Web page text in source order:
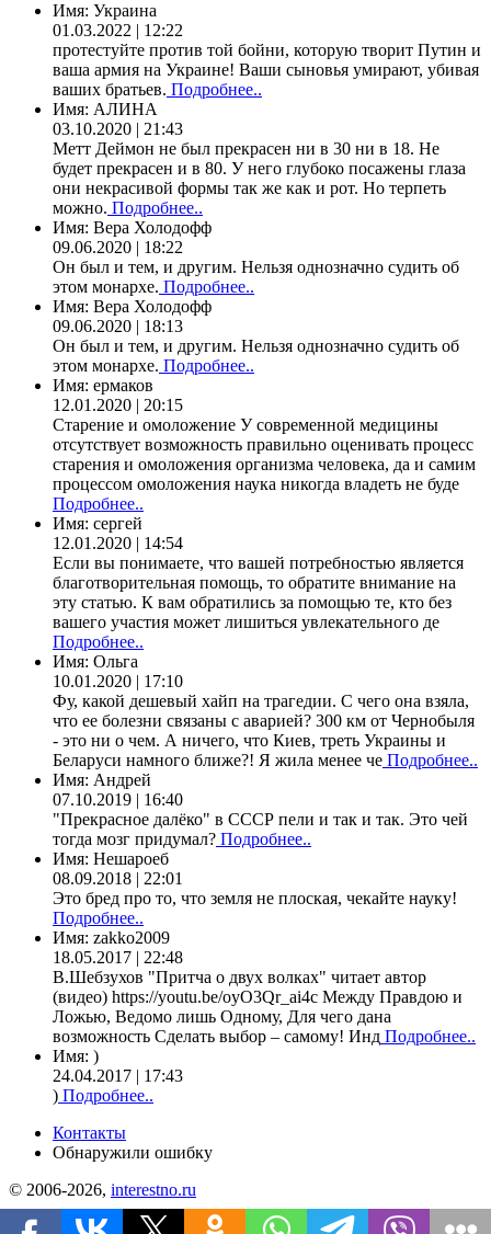
Имя: Украина
01.03.2022 | 12:22
протестуйте против той бойни, которую творит Путин и
ваша армия на Украине! Ваши сыновья умирают, убивая
ваших братьев. Подробнее..
Имя: АЛИНА
03.10.2020 | 21:43
Метт Деймон не был прекрасен ни в 30 ни в 18. Не
будет прекрасен и в 80. У него глубоко посажены глаза
они некрасивой формы так же как и рот. Но терпеть
можно. Подробнее..
Имя: Вера Холодофф
09.06.2020 | 18:22
Он был и тем, и другим. Нельзя однозначно судить об
этом монархе. Подробнее..
Имя: Вера Холодофф
09.06.2020 | 18:13
Он был и тем, и другим. Нельзя однозначно судить об
этом монархе. Подробнее..
Имя: ермаков
12.01.2020 | 20:15
Старение и омоложение У современной медицины
отсутствует возможность правильно оценивать процесс
старения и омоложения организма человека, да и самим
процессом омоложения наука никогда владеть не буде
Подробнее..
Имя: сергей
12.01.2020 | 14:54
Если вы понимаете, что вашей потребностью является
благотворительная помощь, то обратите внимание на
эту статью. К вам обратились за помощью те, кто без
вашего участия может лишиться увлекательного де
Подробнее..
Имя: Ольга
10.01.2020 | 17:10
Фу, какой дешевый хайп на трагедии. С чего она взяла,
что ее болезни связаны с аварией? 300 км от Чернобыля
- это ни о чем. А ничего, что Киев, треть Украины и
Беларуси намного ближе?! Я жила менее че Подробнее..
Имя: Андрей
07.10.2019 | 16:40
"Прекрасное далёко" в СССР пели и так и так. Это чей
тогда мозг придумал? Подробнее..
Имя: Нешароеб
08.09.2018 | 22:01
Это бред про то, что земля не плоская, чекайте науку!
Подробнее..
Имя: zakko2009
18.05.2017 | 22:48
В.Шебзухов "Притча о двух волках" читает автор
(видео) https://youtu.be/oyO3Qr_ai4c Между Правдою и
Ложью, Ведомо лишь Одному, Для чего дана
возможность Сделать выбор – самому! Инд Подробнее..
Имя: )
24.04.2017 | 17:43
) Подробнее..
Контакты
Обнаружили ошибку
© 2006-2026, interestno.ru